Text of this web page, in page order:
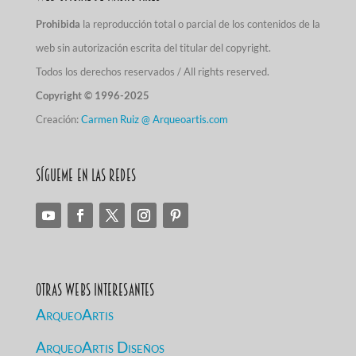
Prohibida la reproducción total o parcial de los contenidos de la
web sin autorización escrita del titular del copyright.
Todos los derechos reservados / All rights reserved.
Copyright © 1996-2025
Creación:Carmen Ruiz @ Arqueoartis.com
Sígueme en las redes
Otras Webs Interesantes
ArqueoArtis
ArqueoArtis Diseños